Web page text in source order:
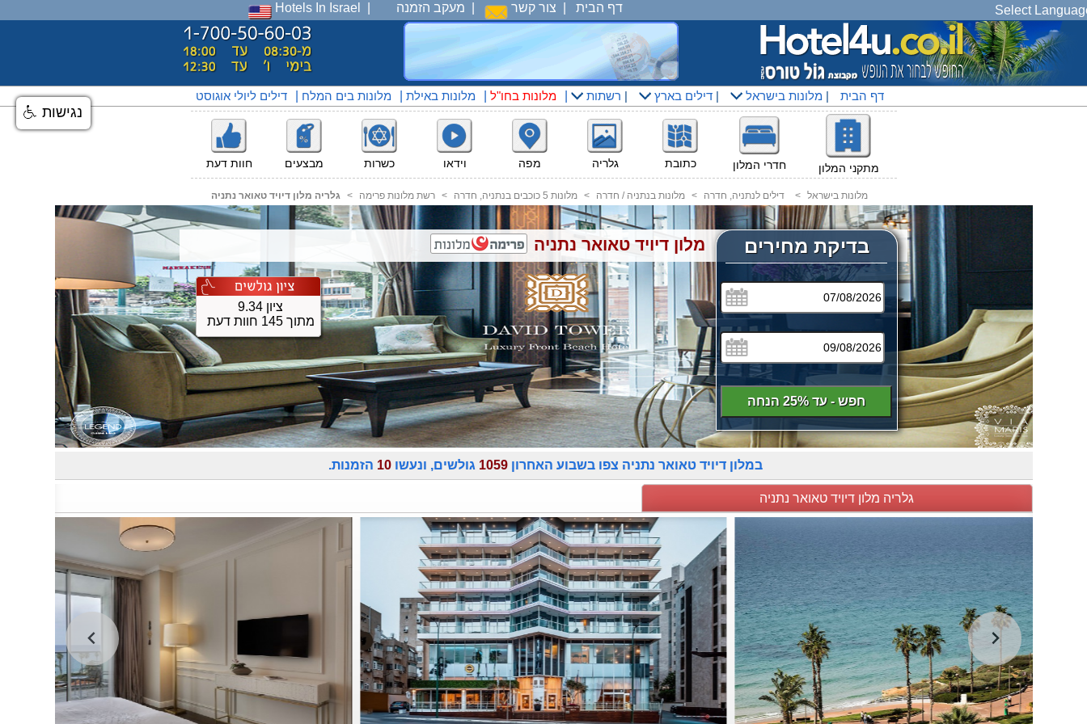
Hotels In Israel מעקב הזמנה צור קשר דף הבית Select
דילים ליולי אוגוסט מלונות בים המלח מלונות באילת מלונות בחו"ל רשתות | דילים בארץ| מלונות בישראל| דף הבית
חוות דעת מבצעים כשרות וידאו מפה גלריה כתובת חדרי המלון מתקני המלון
גלריה מלון דיויד טאואר נתניה < רשת מלונות פרימה < מלונות 5 כוכבים בנתניה, חדרה < מלונות בנתניה / חדרה < דילים לנתניה, חדרה < מלונות בישראל
מלון דיויד טאואר נתניה
ציון 9.34
מתוך 145 חוות דעת
בדיקת מחירים
חפש - עד 25% הנחה
במלון דיויד טאואר נתניה צפו בשבוע האחרון1059 גולשים, ונעשו10 הזמנות.
גלריה מלון דיויד טאואר נתניה
נגישות